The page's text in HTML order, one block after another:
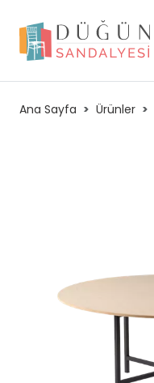
Ana Sayfa Ürünler